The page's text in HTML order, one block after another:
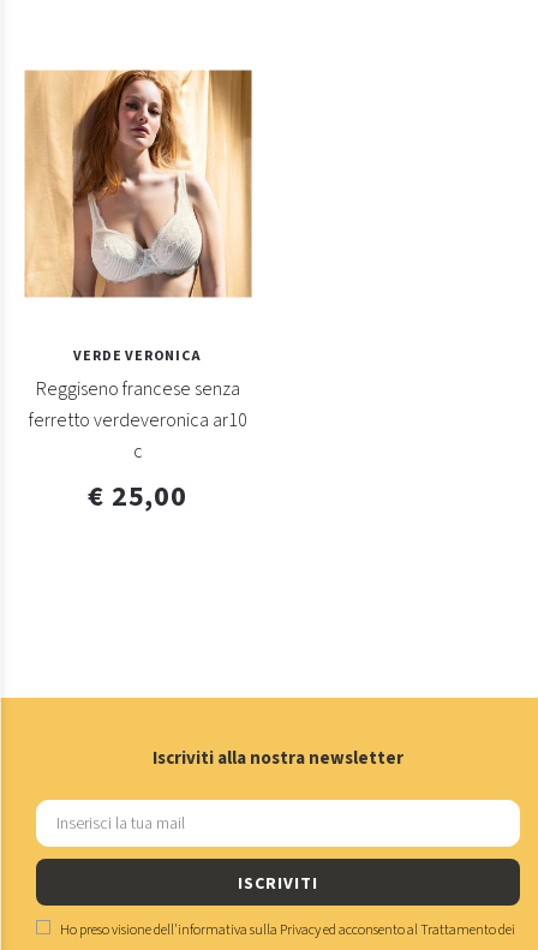
VERDE VERONICA
Reggiseno francese senza
ferretto verdeveronica ar10
c
€ 25,00
Iscriviti alla nostra newsletter
ISCRIVITI
Ho preso visione dell'informativa sulla Privacyed acconsento alTrattamento dei